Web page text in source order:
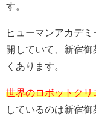
す。
ヒューマンアカデ
開していて、新宿
くあります。
世界のロボットク
しているのは新宿